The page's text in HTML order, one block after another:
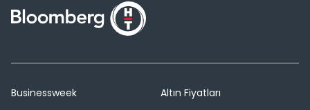
Businessweek
Altın Fiyatları